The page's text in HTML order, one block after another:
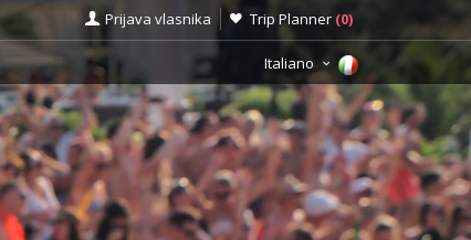
Prijava vlasnika Trip Planner (0)
Italiano